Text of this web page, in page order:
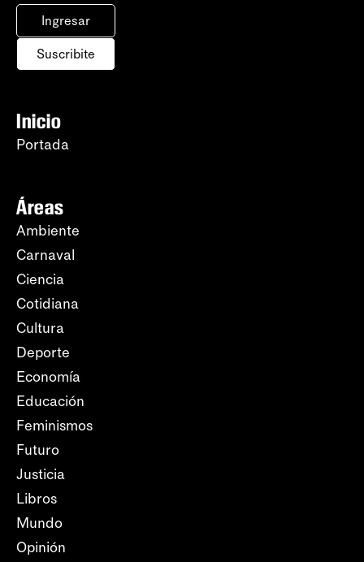
Ingresar
Suscribite
Inicio
Portada
Áreas
Ambiente
Carnaval
Ciencia
Cotidiana
Cultura
Deporte
Economía
Educación
Feminismos
Futuro
Justicia
Libros
Mundo
Opinión